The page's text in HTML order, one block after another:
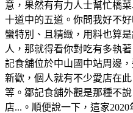
意，果然有有力人士幫忙橋
十道中的五道。你問我好不
蠻特別、且精緻，用料也算
人，那就得看你對吃有多執
記食舖位於中山國中站周邊
新歡，個人就有不少愛店在此
等。鄒記食舖外觀是那種不
店...。順便說一下，這家